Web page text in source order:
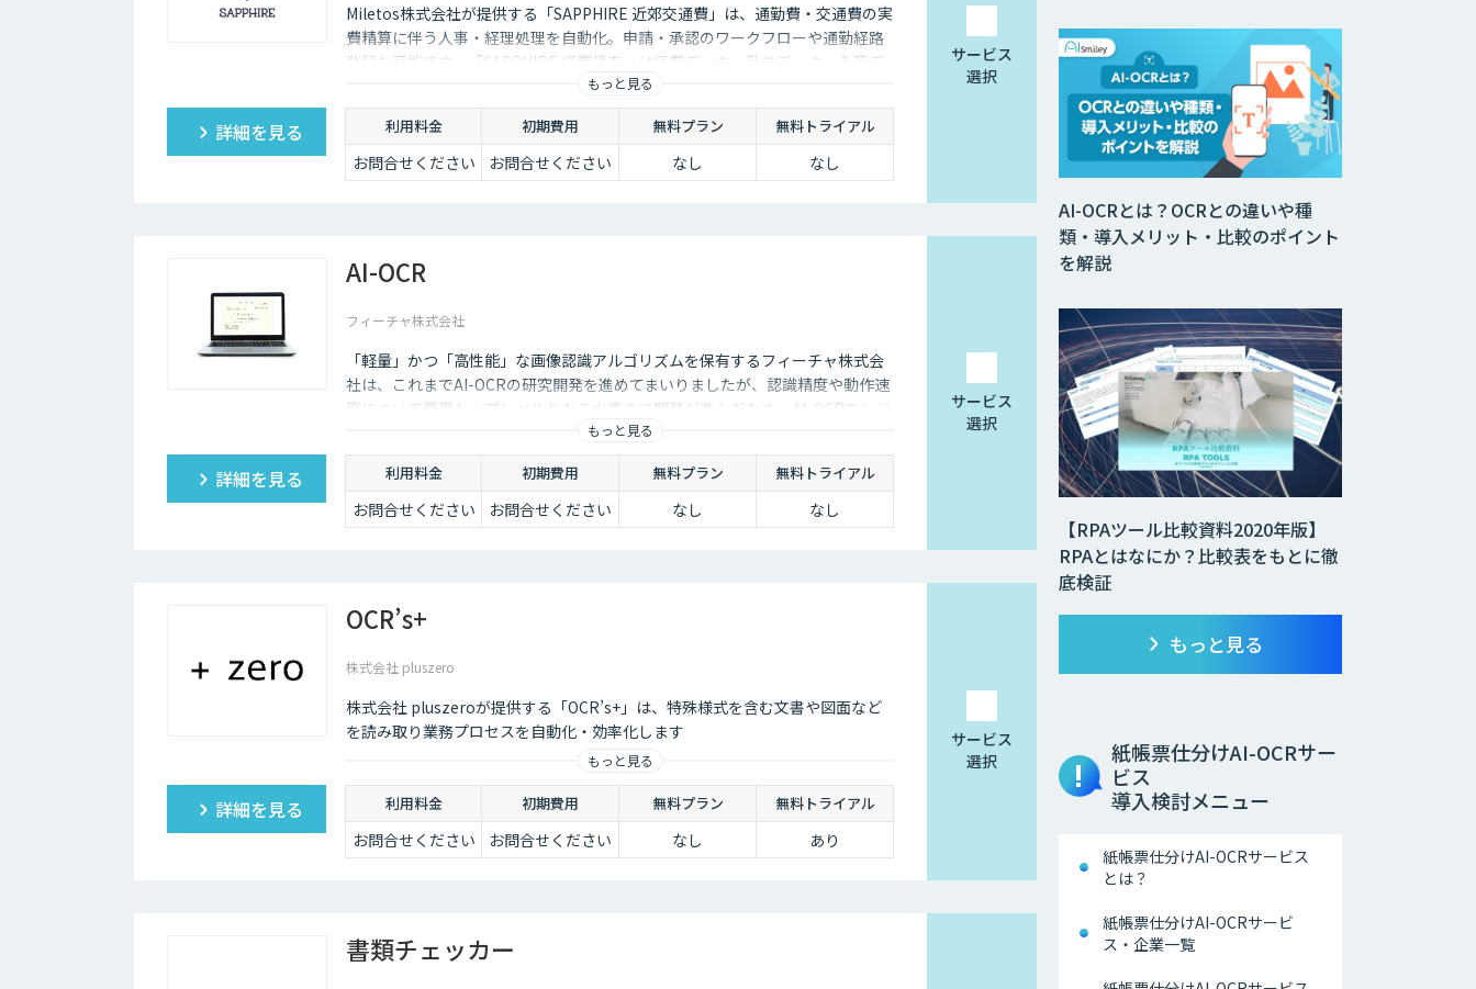
Miletos株式会社が提供する「SAPPHIRE 近郊交通費」は、通勤費・交通費の実
費精算に伴う人事・経理処理を自動化。申請・承認のワークフローや通勤経路
登録も可能です。「SAPPHIRE 経費精査」は経費データ、勤怠データ、入管デ
ータなどからリスクの高い経費申請を洗い出し、経緯チェック工数の効率化
と、統制の高度化を実現します。
もっと見る
詳細を見る 利用料金 初期費用 無料プラン 無料トライアル
お問合せください お問合せください なし なし
サービス
選択
AI-OCR
フィーチャ株式会社
「軽量」かつ「高性能」な画像認識アルゴリズムを保有するフィーチャ株式会
社は、これまでAI-OCRの研究開発を進めてまいりましたが、認識精度や動作速
度について業界トップレベルとなる水準まで開発が進んだため、AI-OCRエンジ
もっと見る
詳細を見る 利用料金 初期費用 無料プラン 無料トライアル
お問合せください お問合せください なし なし
サービス
選択
OCR’s+
株式会社 pluszero
株式会社 pluszeroが提供する「OCR’s+」は、特殊様式を含む文書や図面など
を読み取り業務プロセスを自動化・効率化します
もっと見る
詳細を見る 利用料金 初期費用 無料プラン 無料トライアル
お問合せください お問合せください なし あり
サービス
選択
書類チェッカー
【RPAツール比較資料2020年版】
RPAとはなにか？比較表をもとに徹
底検証
AI-OCRとは？OCRとの違いや種
類・導入メリット・比較のポイント
を解説
もっと見る
紙帳票仕分けAI-OCRサー
ビス
導入検討メニュー
紙帳票仕分けAI-OCRサービス
とは？
紙帳票仕分けAI-OCRサービ
ス・企業一覧